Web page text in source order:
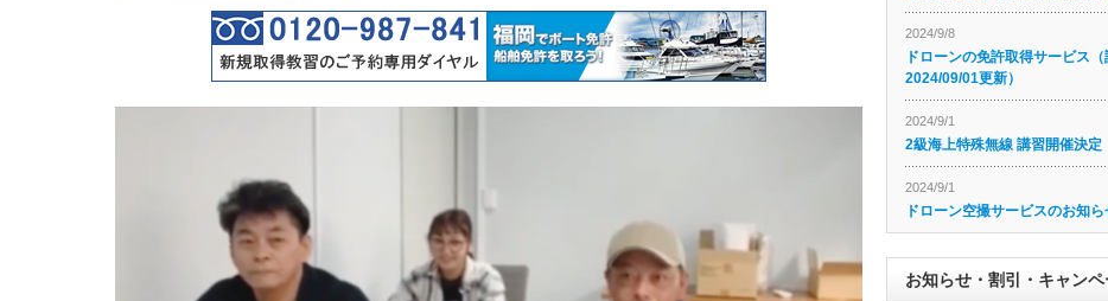
2024/9/8
ドローンの免許取得サービス
2024/09/01更新）
2024/9/1
2級海上特殊無線 講習開催決定
2024/9/1
ドローン空撮サービスのお知ら
お知らせ・割引・キャン